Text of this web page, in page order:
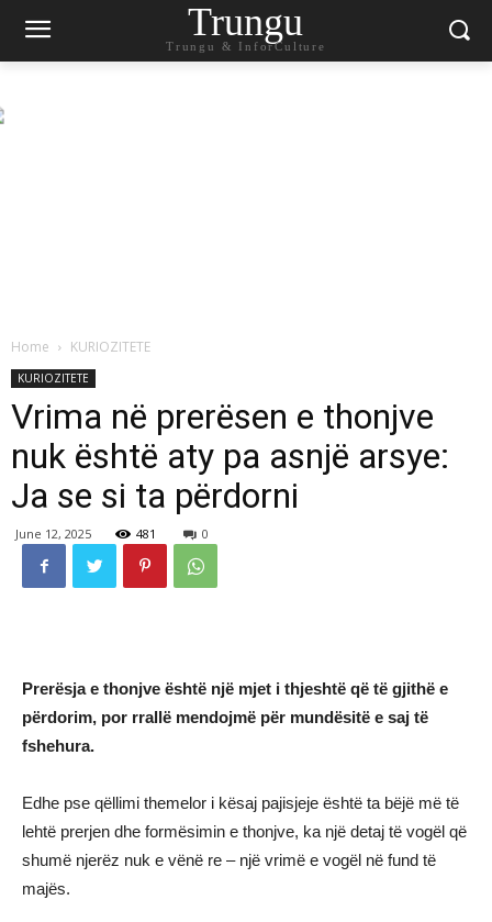
Trungu
Trungu & InforCulture
Home KURIOZITETE
KURIOZITETE
Vrima në prerësen e thonjve
nuk është aty pa asnjë arsye:
Ja se si ta përdorni
June 12, 2025 481 0
Prerësja e thonjve është një mjet i thjeshtë që të gjithë e
përdorim, por rrallë mendojmë për mundësitë e saj të
fshehura.
Edhe pse qëllimi themelor i kësaj pajisjeje është ta bëjë më të
lehtë prerjen dhe formësimin e thonjve, ka një detaj të vogël që
shumë njerëz nuk e vënë re – një vrimë e vogël në fund të
majës.